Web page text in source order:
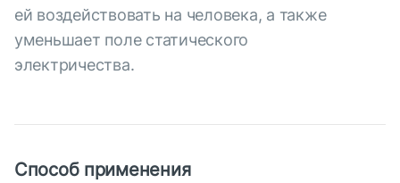
ей воздействовать на человека, а также
уменьшает поле статического
электричества.
Способ применения